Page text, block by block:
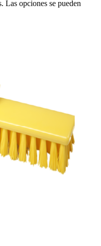
Las opciones se pueden